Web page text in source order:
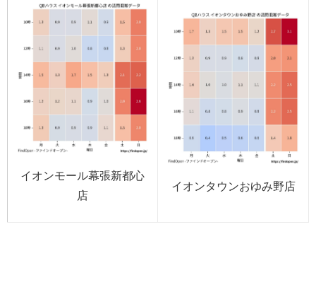
イオンモール幕張新都心
店
イオンタウンおゆみ野店